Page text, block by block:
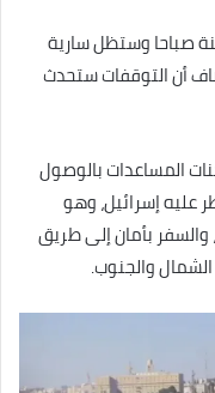
صباحا وستظل سارية
أن التوقفات ستحدث
المساعدات بالوصول
عليه إسرائيل، وهو
والسفر بأمان إلى طريق
والجنوب.